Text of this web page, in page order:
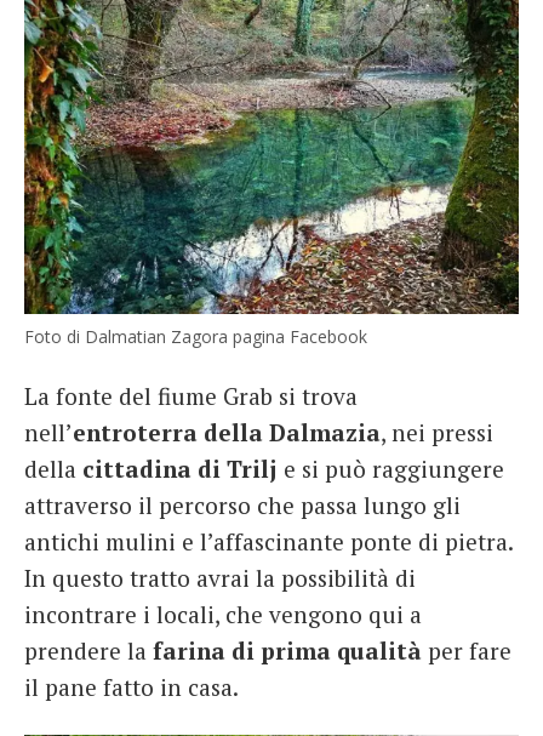
Foto di Dalmatian Zagora pagina Facebook
La fonte del fiume Grab si trova
nell’entroterra della Dalmazia, nei pressi
della cittadina di Trilj e si può raggiungere
attraverso il percorso che passa lungo gli
antichi mulini e l’affascinante ponte di pietra.
In questo tratto avrai la possibilità di
incontrare i locali, che vengono qui a
prendere la farina di prima qualità per fare
il pane fatto in casa.